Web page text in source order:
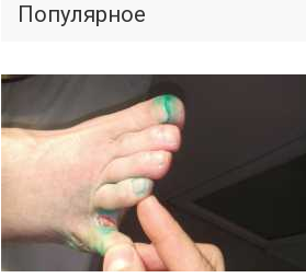
Популярное